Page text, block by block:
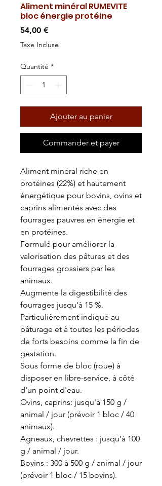
Aliment minéral RUMEVITE
bloc énergie protéine
54,00 €Prix
Taxe Incluse
Quantité *
Ajouter au panier
Commander et payer
Aliment minéral riche en
protéines (22%) et hautement
énergétique pour bovins, ovins et
caprins alimentés avec des
fourrages pauvres en énergie et
en protéines.
Formulé pour améliorer la
valorisation des pâtures et des
fourrages grossiers par les
animaux.
Augmente la digestibilité des
fourrages jusqu'à 15 %.
Particulièrement indiqué au
pâturage et à toutes les périodes
de forts besoins comme la fin de
gestation.
Sous forme de bloc (roue) à
disposer en libre-service, à côté
d'un point d'eau.
Ovins, caprins: jusqu'à 150 g /
animal / jour (prévoir 1 bloc / 40
animaux).
Agneaux, chevrettes : jusqu'à 100
g / animal / jour.
Bovins : 300 à 500 g / animal / jour
(prévoir 1 bloc / 15 bovins).